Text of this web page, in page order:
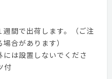
間で出荷します。（ご注
合があります）
は設置しないでくださ
付